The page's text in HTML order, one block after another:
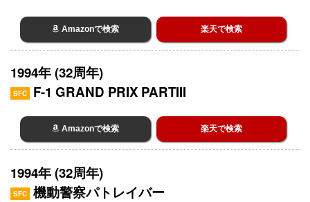
Amazonで検索 楽天で検索
1994年 (32周年)
SFC F-1 GRAND PRIX PARTIII
Amazonで検索 楽天で検索
1994年 (32周年)
SFC 機動警察パトレイバー